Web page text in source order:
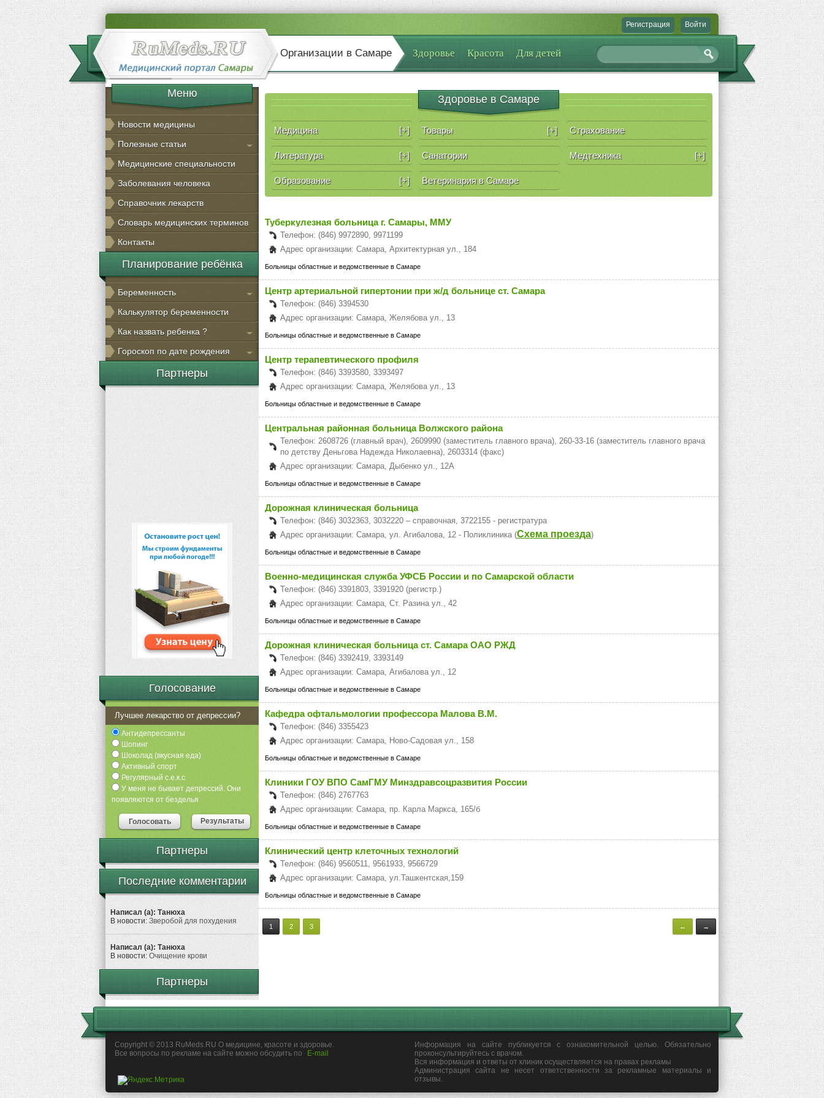
Регистрация Войти
Организации в Самаре Здоровье Красота Для детей
Меню
Новости медицины
Полезные статьи
Медицинские специальности
Заболевания человека
Справочник лекарств
Словарь медицинских терминов
Контакты
Планирование ребёнка
Беременность
Калькулятор беременности
Как назвать ребенка ?
Гороскоп по дате рождения
Партнеры
Голосование
Лучшее лекарство от депрессии?
Антидепрессанты
Шопинг
Шоколад (вкусная еда)
Активный спорт
Регулярный с.е.к.с
У меня не бывает депрессий. Они
появляются от безделья
Голосовать Результаты
Партнеры
Последние комментарии
Написал (а): Танюха
В новости: Зверобой для похудения
Написал (а): Танюха
В новости: Очищение крови
Партнеры
Здоровье в Самаре
Медицина [+] Товары [+] Страхование
Литература [+] Санатории Медтехника [+]
Образование [+] Ветеринария в Самаре
Туберкулезная больница г. Самары, ММУ
Телефон: (846) 9972890, 9971199
Адрес организации: Самара, Архитектурная ул., 184
Больницы областные и ведомственные в Самаре
Центр артериальной гипертонии при ж/д больнице ст. Самара
Телефон: (846) 3394530
Адрес организации: Самара, Желябова ул., 13
Больницы областные и ведомственные в Самаре
Центр терапевтического профиля
Телефон: (846) 3393580, 3393497
Адрес организации: Самара, Желябова ул., 13
Больницы областные и ведомственные в Самаре
Центральная районная больница Волжского района
Телефон: 2608726 (главный врач), 2609990 (заместитель главного врача), 260-33-16 (заместитель главного врача
по детству Деньгова Надежда Николаевна), 2603314 (факс)
Адрес организации: Самара, Дыбенко ул., 12А
Больницы областные и ведомственные в Самаре
Дорожная клиническая больница
Телефон: (846) 3032363, 3032220 – справочная, 3722155 - регистратура
Адрес организации: Самара, ул. Агибалова, 12 - Поликлиника (Схема проезда)
Больницы областные и ведомственные в Самаре
Военно-медицинская служба УФСБ России и по Самарской области
Телефон: (846) 3391803, 3391920 (регистр.)
Адрес организации: Самара, Ст. Разина ул., 42
Больницы областные и ведомственные в Самаре
Дорожная клиническая больница ст. Самара ОАО РЖД
Телефон: (846) 3392419, 3393149
Адрес организации: Самара, Агибалова ул., 12
Больницы областные и ведомственные в Самаре
Кафедра офтальмологии профессора Малова В.М.
Телефон: (846) 3355423
Адрес организации: Самара, Ново-Садовая ул., 158
Больницы областные и ведомственные в Самаре
Клиники ГОУ ВПО СамГМУ Минздравсоцразвития России
Телефон: (846) 2767763
Адрес организации: Самара, пр. Карла Маркса, 165/б
Больницы областные и ведомственные в Самаре
Клинический центр клеточных технологий
Телефон: (846) 9560511, 9561933, 9566729
Адрес организации: Самара, ул.Ташкентская,159
Больницы областные и ведомственные в Самаре
1 2 3 ← →
Copyright © 2013 RuMeds.RU О медицине, красоте и здоровье.
Все вопросы по рекламе на сайте можно обсудить по
E-mail
Информация на сайте публикуется с ознакомительной целью. Обязательно
проконсультируйтесь с врачом.
Вся информация и ответы от клиник осуществляется на правах рекламы
Администрация сайта не несет ответственности за рекламные материалы и
отзывы.